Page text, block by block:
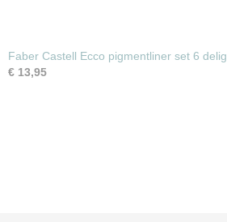
Faber Castell Ecco pigmentliner set 6 delig
€ 13,95